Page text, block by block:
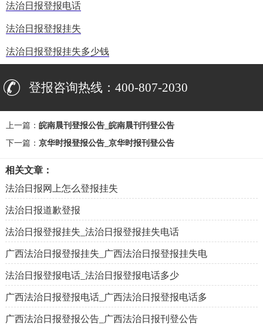
法治日报登报电话
法治日报登报挂失
法治日报登报挂失多少钱
登报咨询热线：400-807-2030
上一篇： 皖南晨刊登报公告_皖南晨刊刊登公告
下一篇： 京华时报登报公告_京华时报刊登公告
相关文章：
法治日报网上怎么登报挂失
法治日报道歉登报
法治日报登报挂失_法治日报登报挂失电话
广西法治日报登报挂失_广西法治日报登报挂失电
法治日报登报电话_法治日报登报电话多少
广西法治日报登报电话_广西法治日报登报电话多
广西法治日报登报公告_广西法治日报刊登公告